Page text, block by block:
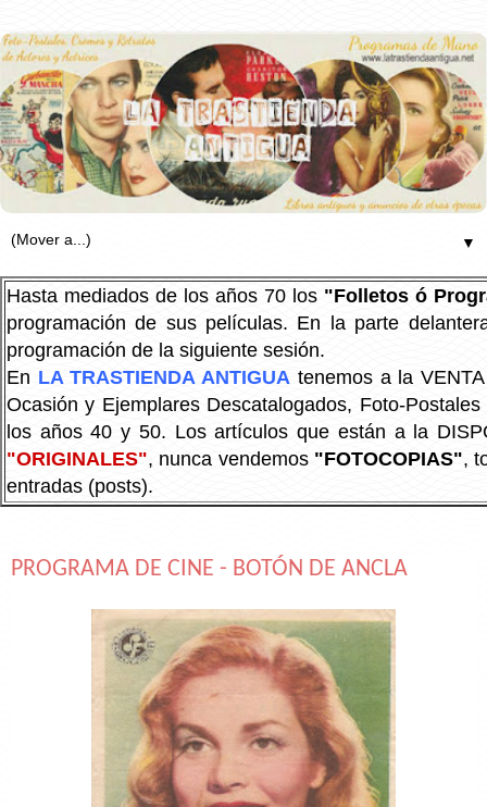
▼
Hasta mediados de los años 70 los "Folletos ó
programación de sus películas. En la parte
programación de la siguiente sesión.
En LA TRASTIENDA ANTIGUA tenemos a la
Ocasión y Ejemplares Descatalogados, Foto-
los años 40 y 50. Los artículos que están a la
"ORIGINALES", nunca vendemos "FOTOCOPIAS",
entradas (posts).
PROGRAMA DE CINE - BOTÓN DE ANCLA